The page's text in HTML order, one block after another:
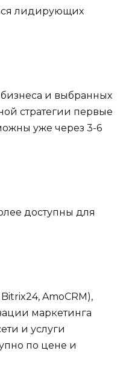
лидирующих
бизнеса и выбранных
стратегии первые
уже через 3-6
доступны для
AmoCRM),
маркетинга
и услуги
по цене и